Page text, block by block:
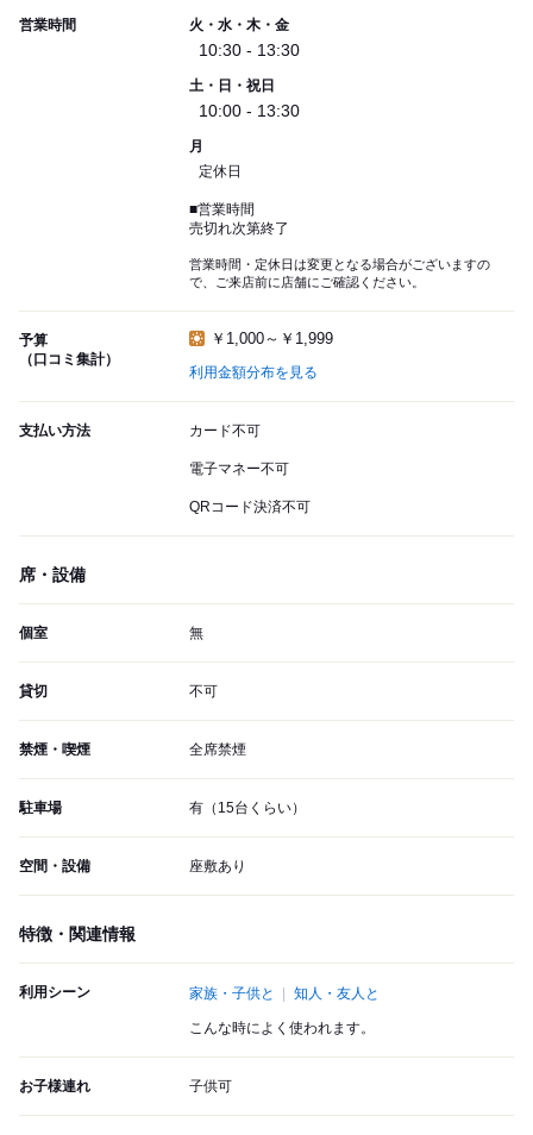
営業時間 火・水・木・金
10:30 - 13:30
土・日・祝日
10:00 - 13:30
月
定休日
■営業時間
売切れ次第終了
営業時間・定休日は変更となる場合がございますの
で、ご来店前に店舗にご確認ください。
予算
（口コミ集計）
￥1,000～￥1,999
利用金額分布を見る
支払い方法 カード不可
電子マネー不可
QRコード決済不可
席・設備
個室 無
貸切 不可
禁煙・喫煙 全席禁煙
駐車場 有（15台くらい）
空間・設備 座敷あり
特徴・関連情報
利用シーン 家族・子供と 知人・友人と
こんな時によく使われます。
お子様連れ 子供可